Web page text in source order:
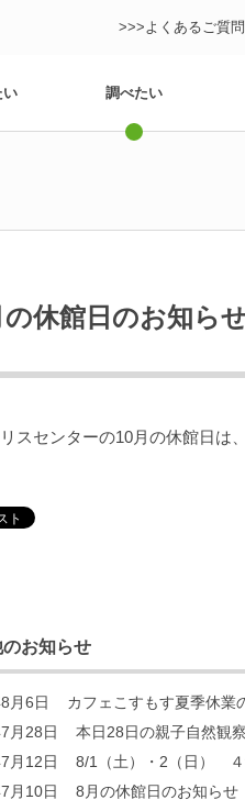
>>>よくあるご質問
い 調べたい
の休館日のお知ら
スセンターの10月の休館日は、
のお知らせ
月6日
カフェこすもす夏季休業
月28日
本日28日の親子自然観
月12日
8/1（土）・2（日） ４
月10日
8月の休館日のお知らせ